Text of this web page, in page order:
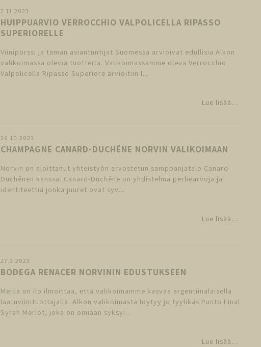
2.11.2023
HUIPPUARVIO VERROCCHIO VALPOLICELLA RIPASSO
SUPERIORELLE
Viinipörssi ja tämän asiantuntijat Suomessa arvioivat edullisia Alkon
valikoimassa olevia tuotteita. Valikoimassamme oleva Verrocchio
Valpolicella Ripasso Superiore arvioitiin l...
Lue lisää…
26.10.2023
CHAMPAGNE CANARD-DUCHÊNE NORVIN VALIKOIMAAN
Norvin on aloittanut yhteistyön arvostetun samppanjatalo Canard-
Duchênen kanssa. Canard-Duchêne on yhdistelmä perhearvoja ja
identiteettiä jonka juuret ovat syv...
Lue lisää…
27.9.2023
BODEGA RENACER NORVININ EDUSTUKSEEN
Meillä on ilo ilmoittaa, että valikoimamme kasvaa argentiinalaisella
laatuviinituottajalla. Alkon valikoimasta löytyy jo tyylikäs Punto Final
Syrah Merlot, joka on omiaan syksyi...
Lue lisää…